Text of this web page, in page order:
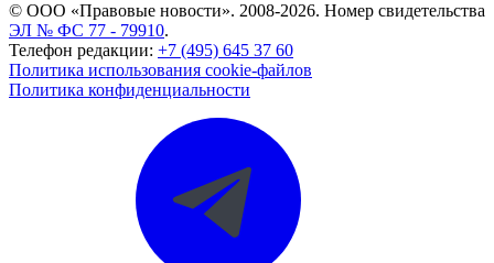
© ООО «Правовые новости». 2008-2026. Номер свидетельства
ЭЛ № ФС 77 - 79910.
Телефон редакции: +7 (495) 645 37 60
Политика использования cookie-файлов
Политика конфиденциальности